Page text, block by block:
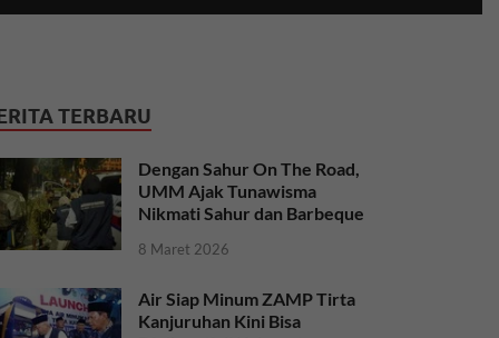
TERBARU
Dengan Sahur On The Road,
UMM Ajak Tunawisma
Nikmati Sahur dan Barbeque
8 Maret 2026
Air Siap Minum ZAMP Tirta
Kanjuruhan Kini Bisa